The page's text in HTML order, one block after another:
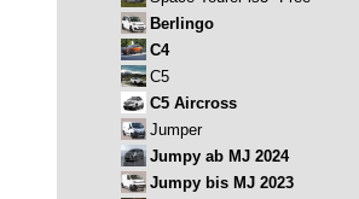
Berlingo
C4
C5
C5 Aircross
Jumper
Jumpy ab MJ 2024
Jumpy bis MJ 2023